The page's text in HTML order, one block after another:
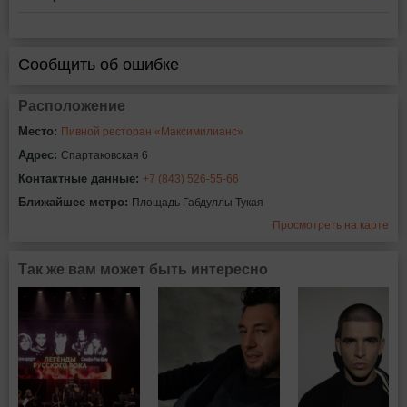
Сообщить об ошибке
Расположение
Место: Пивной ресторан «Максимилианс»
Адрес: Спартаковская 6
Контактные данные: +7 (843) 526-55-66
Ближайшее метро: Площадь Габдуллы Тукая
Просмотреть на карте
Так же вам может быть интересно